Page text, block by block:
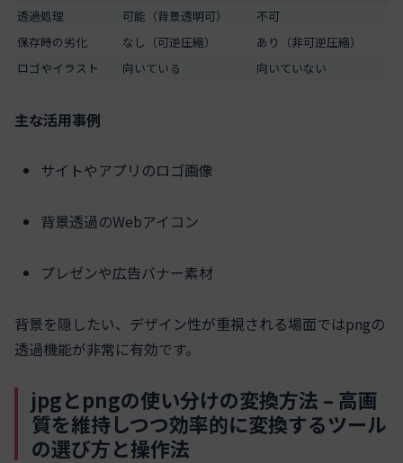
透過処理
可能（背景透明可）
不可
保存時の劣化
なし（可逆圧縮）
あり（非可逆圧縮）
ロゴやイラスト
向いている 向いていない
主な活用事例
サイトやアプリのロゴ画像
背景透過のWebアイコン
プレゼンや広告バナー素材
背景を隠したい、デザイン性が重視される場面ではpngの
透過機能が非常に有効です。
jpgとpngの使い分けの変換方法 – 高画
質を維持しつつ効率的に変換するツール
の選び方と操作法